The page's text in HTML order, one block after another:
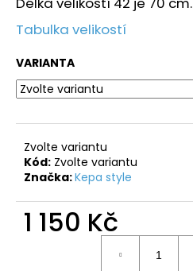
Tabulka velikostí
VARIANTA
Zvolte variantu
Kód: Zvolte variantu
Značka:Kepa style
1 150 Kč
D
o
o
r
u
u
e
m
e